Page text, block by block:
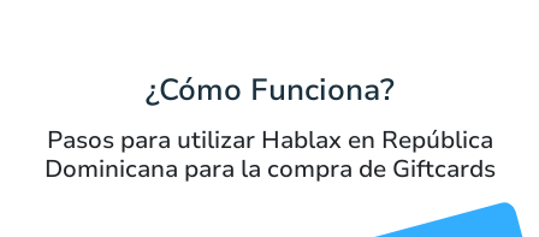
¿Cómo Funciona?
Pasos para utilizar Hablax en República
Dominicana para la compra de Giftcards